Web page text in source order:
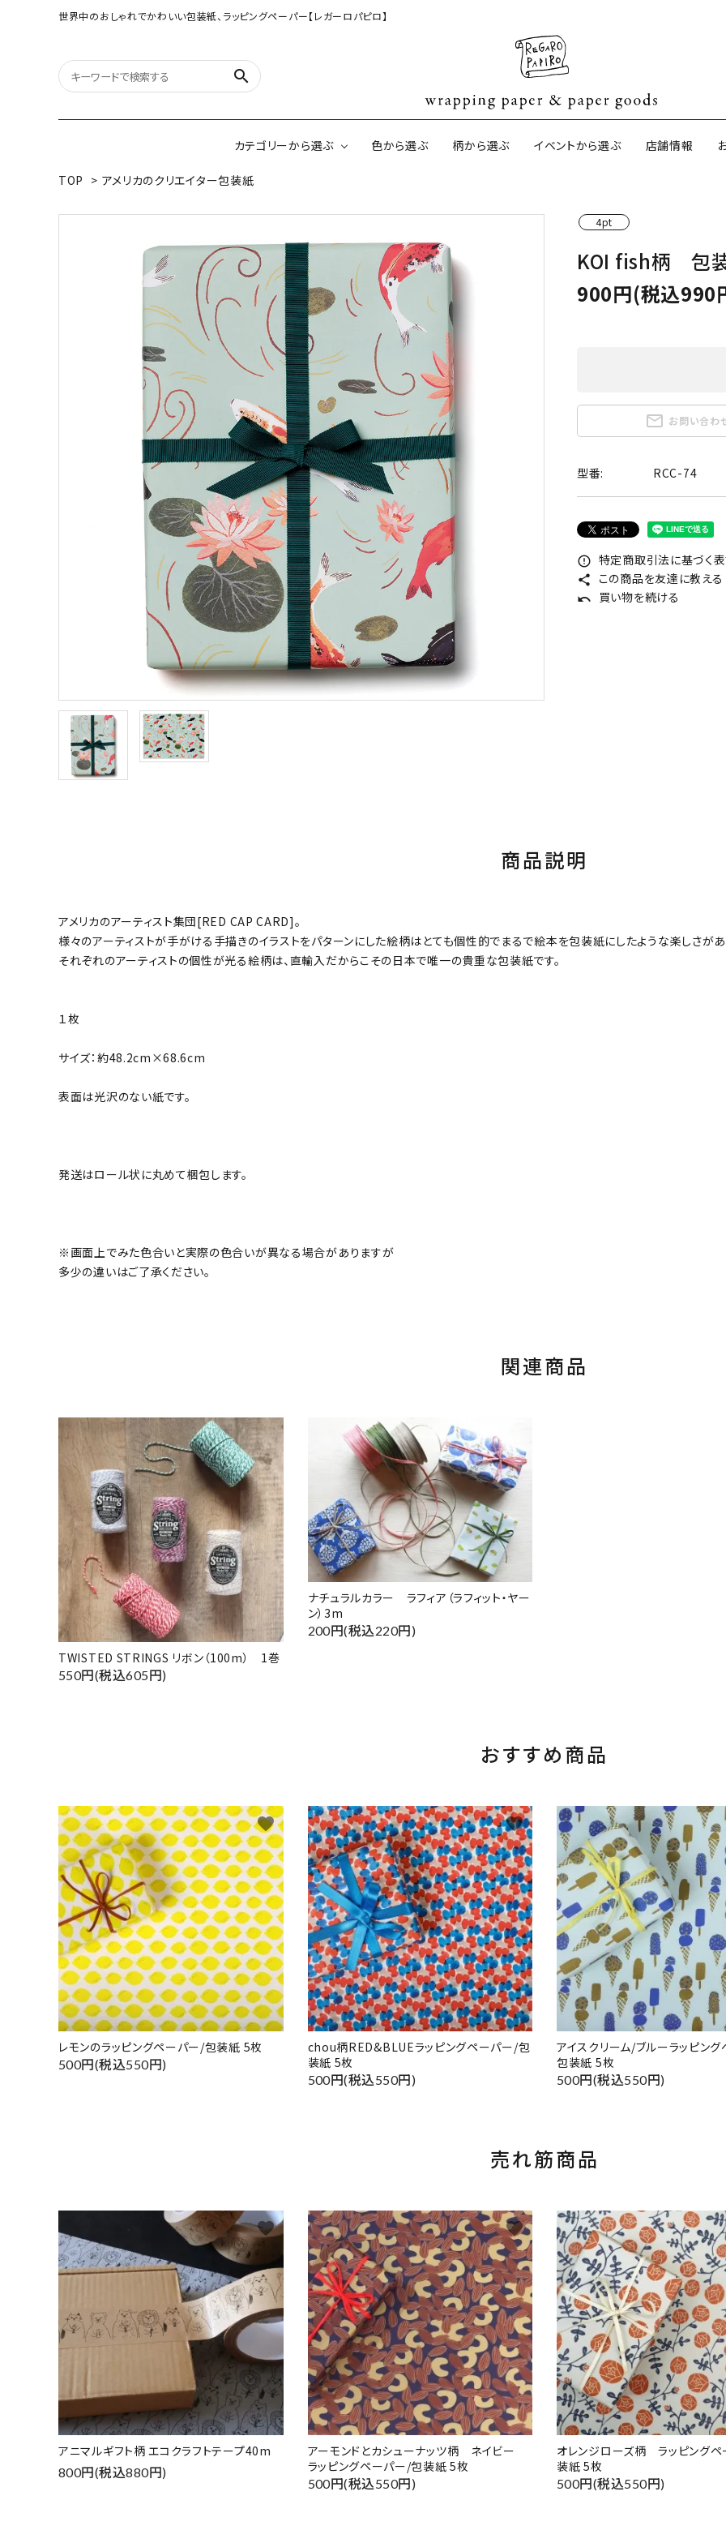
世界中のおしゃれでかわいい包装紙、ラッピングペーパー【レガーロパピロ】
search
カテゴリーから選ぶ
（A3相当サイズ）
【大判サイズ】オリジナル包装紙
サイズオー
ネパールの手漉き包装紙
インドのハンドプリントコットン
ペーパー
イギリスのモダン包装紙 イギリスの両
ボタニカルダブルサイド包装紙 韓国のデザインペーパー
色から選ぶ 柄から選ぶ イベントから選ぶ 店舗情報
TOP > アメリカのクリエイター包装紙
4pt
KOI fish柄 包装
900円(税込990
mail_outline お問い合わ
型番: RCC-74
error_outline 特定商取引法に基づく
share この商品を友達に教える
undo 買い物を続ける
商品説明
アメリカのアーティスト集団[RED CAP CARD]。
様々のアーティストが手がける手描きのイラストをパターンにした絵柄はとても個性的でまるで絵本を包装紙にしたような楽しさがあ
それぞれのアーティストの個性が光る絵柄は、直輸入だからこその日本で唯一の貴重な包装紙です。
１枚
サイズ：約48.2cm×68.6cm
表面は光沢のない紙です。
発送はロール状に丸めて梱包します。
※画面上でみた色合いと実際の色合いが異なる場合がありますが
多少の違いはご了承ください。
関連商品
TWISTED STRINGS リボン（100m） 1巻
550円(税込605円)
ナチュラルカラー ラフィア（ラフィット・ヤー
ン）3m
200円(税込220円)
おすすめ商品
レモンのラッピングペーパー/包装紙 5枚
500円(税込550円)
favorite
chou柄RED&BLUEラッピングペーパー/包
装紙 5枚
500円(税込550円)
favorite
アイスクリーム/ブルーラッピン
包装紙 5枚
500円(税込550円)
売れ筋商品
アニマルギフト柄 エコクラフトテープ40m
800円(税込880円)
favorite
アーモンドとカシューナッツ柄 ネイビー
ラッピングペーパー/包装紙 5枚
500円(税込550円)
favorite
オレンジローズ柄 ラッピング
装紙 5枚
500円(税込550円)